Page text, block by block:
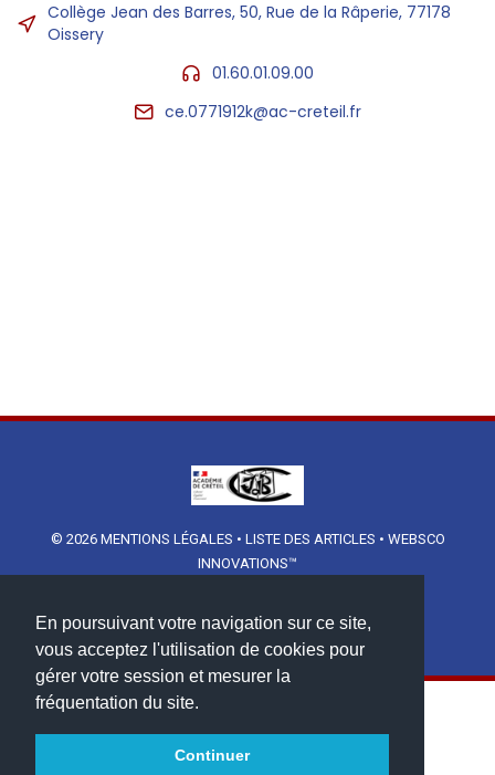
En poursuivant votre navigation sur ce site,
vous acceptez l'utilisation de cookies pour
gérer votre session et mesurer la
fréquentation du site.
Continuer
Collège Jean des Barres, 50, Rue de la Râperie, 77178
Oissery
01.60.01.09.00
ce.0771912k@ac-creteil.fr
© 2026 MENTIONS LÉGALES • LISTE DES ARTICLES • WEBSCO
INNOVATIONS™